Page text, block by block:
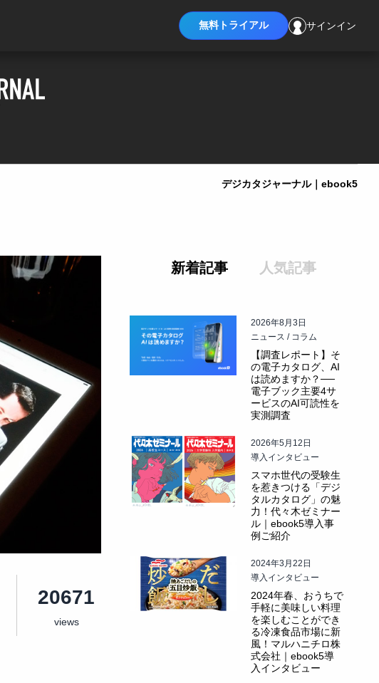
無料トライアル サインイン
デジカタジャーナル｜ebook5
20671
views
新着記事 人気記事
2026年8月3日
ニュース / コラム
【調査レポート】そ
の電子カタログ、AI
は読めますか？──
電子ブック主要4サ
ービスのAI可読性を
実測調査
2026年5月12日
導入インタビュー
スマホ世代の受験生
を惹きつける「デジ
タルカタログ」の魅
力！代々木ゼミナー
ル｜ebook5導入事
例ご紹介
2024年3月22日
導入インタビュー
2024年春、おうちで
手軽に美味しい料理
を楽しむことができ
る冷凍食品市場に新
風！マルハニチロ株
式会社｜ebook5導
入インタビュー